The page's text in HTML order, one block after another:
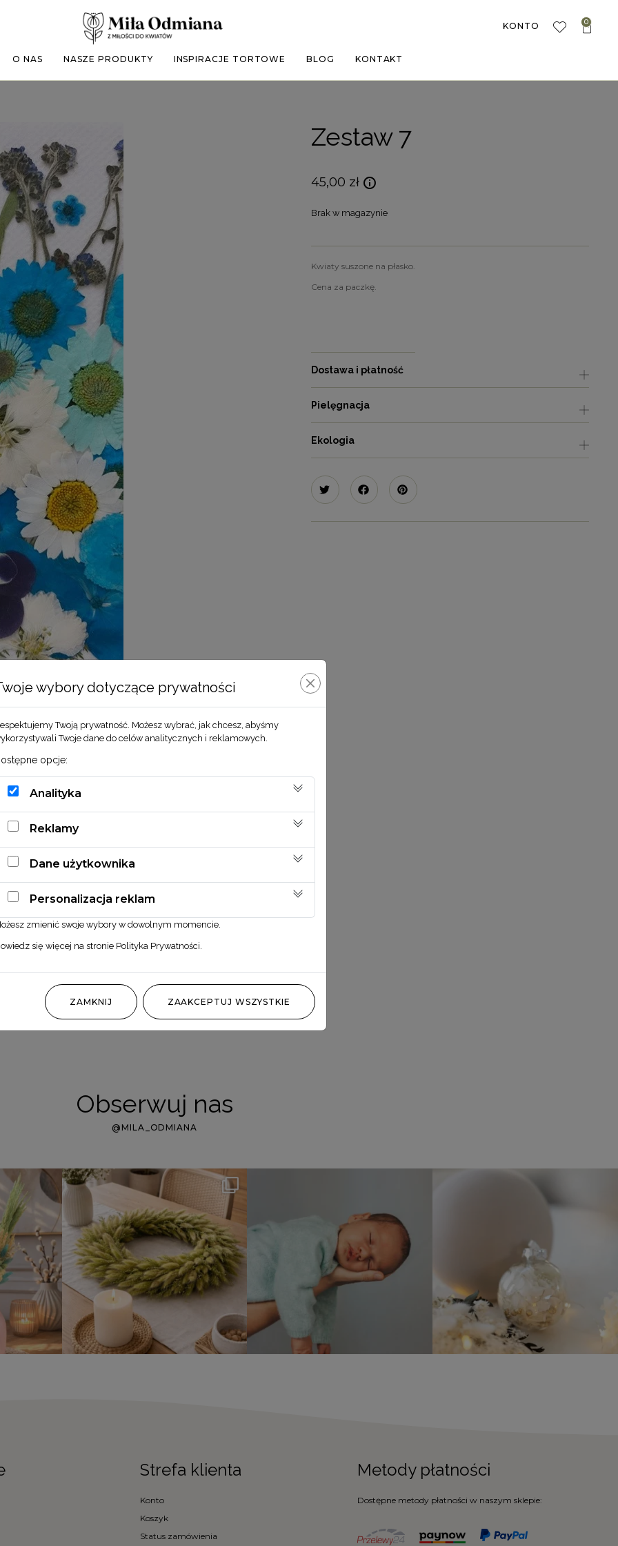
O NAS NASZE PRODUKTY INSPIRACJE TORTOWE BLOG KONTAKT
KONTO 0
Zestaw 7
45,00 zł
Brak w magazynie
Kwiaty suszone na płasko.
Cena za paczkę.
Dostawa i płatność
Pielęgnacja
Ekologia
Zobacz również
Obserwuj nas
@MILA_ODMIANA
Strefa klienta
Konto
Koszyk
Status zamówienia
Metody płatności
Dostępne metody płatności w naszym sklepie:
wybory dotyczące prywatności
Twoją prywatność. Możesz wybrać, jak chcesz, abyśmy
Twoje dane do celów analitycznych i reklamowych.
opcje:
Analityka
Reklamy
Dane użytkownika
Personalizacja reklam
zmienić swoje wybory w dowolnym momencie.
się więcej na stronie Polityka Prywatności.
ZAMKNIJ ZAAKCEPTUJ WSZYSTKIE